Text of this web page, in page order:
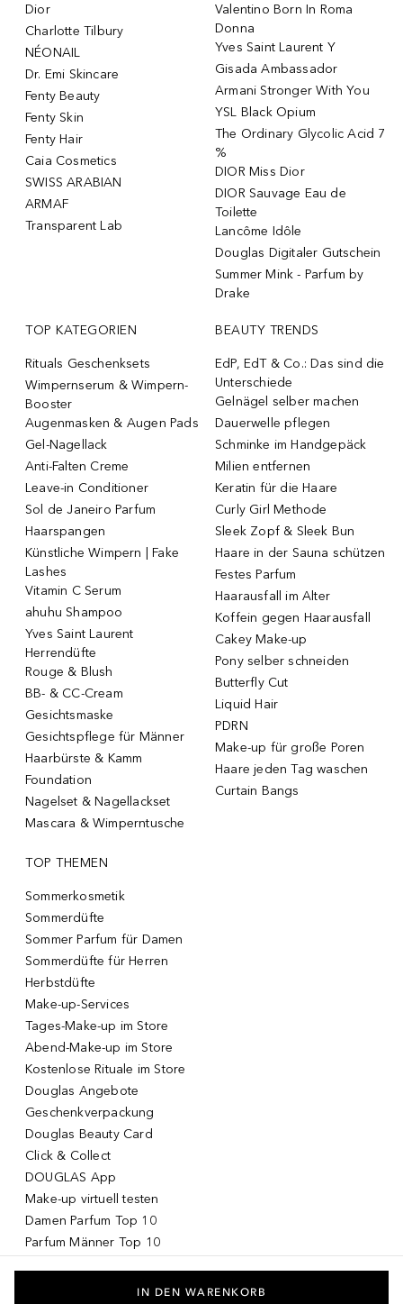
Dior
Charlotte Tilbury
NÉONAIL
Dr. Emi Skincare
Fenty Beauty
Fenty Skin
Fenty Hair
Caia Cosmetics
SWISS ARABIAN
ARMAF
Transparent Lab
Valentino Born In Roma
Donna
Yves Saint Laurent Y
Gisada Ambassador
Armani Stronger With You
YSL Black Opium
The Ordinary Glycolic Acid 7
%
DIOR Miss Dior
DIOR Sauvage Eau de
Toilette
Lancôme Idôle
Douglas Digitaler Gutschein
Summer Mink - Parfum by
Drake
TOP KATEGORIEN
Rituals Geschenksets
Wimpernserum & Wimpern-
Booster
Augenmasken & Augen Pads
Gel-Nagellack
Anti-Falten Creme
Leave-in Conditioner
Sol de Janeiro Parfum
Haarspangen
Künstliche Wimpern | Fake
Lashes
Vitamin C Serum
ahuhu Shampoo
Yves Saint Laurent
Herrendüfte
Rouge & Blush
BB- & CC-Cream
Gesichtsmaske
Gesichtspflege für Männer
Haarbürste & Kamm
Foundation
Nagelset & Nagellackset
Mascara & Wimperntusche
BEAUTY TRENDS
EdP, EdT & Co.: Das sind die
Unterschiede
Gelnägel selber machen
Dauerwelle pflegen
Schminke im Handgepäck
Milien entfernen
Keratin für die Haare
Curly Girl Methode
Sleek Zopf & Sleek Bun
Haare in der Sauna schützen
Festes Parfum
Haarausfall im Alter
Koffein gegen Haarausfall
Cakey Make-up
Pony selber schneiden
Butterfly Cut
Liquid Hair
PDRN
Make-up für große Poren
Haare jeden Tag waschen
Curtain Bangs
TOP THEMEN
Sommerkosmetik
Sommerdüfte
Sommer Parfum für Damen
Sommerdüfte für Herren
Herbstdüfte
Make-up-Services
Tages-Make-up im Store
Abend-Make-up im Store
Kostenlose Rituale im Store
Douglas Angebote
Geschenkverpackung
Douglas Beauty Card
Click & Collect
DOUGLAS App
Make-up virtuell testen
Damen Parfum Top 10
Parfum Männer Top 10
Koreanische KosmetikIN DEN WARENKORB